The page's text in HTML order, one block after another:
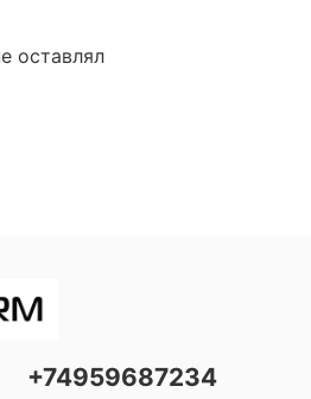
оставлял
+74959687234